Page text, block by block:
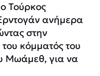
Τούρκος
ανήμερα
στην
κόμματός του
Μωάμεθ, για να